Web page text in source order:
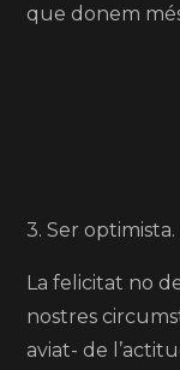
que donem
3. Ser optimista.
La felicitat no
nostres
aviat- de